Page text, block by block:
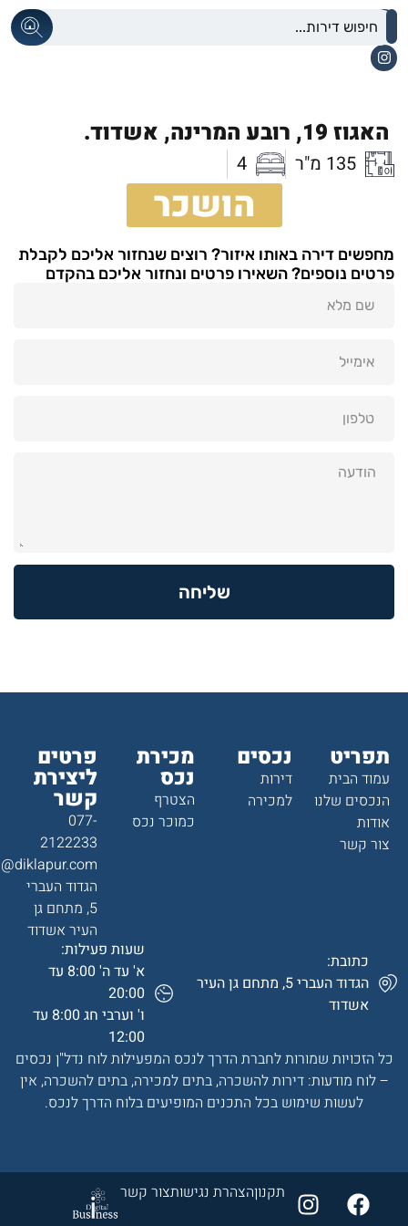
האגוז 19, רובע המרינה, אשדוד.
135 מ"ר 4
הושכר
מחפשים דירה באותו איזור? רוצים שנחזור אליכם לקבלת
פרטים נוספים? השאירו פרטים ונחזור אליכם בהקדם
שליחה
תפריט
עמוד הבית
הנכסים שלנו
אודות
צור קשר
נכסים
דירות
למכירה
מכירת
נכס
הצטרף
כמוכר נכס
פרטים
ליצירת
קשר
077-
2122233
הגדוד העברי
5, מתחם גן
העיר אשדוד
כתובת:
הגדוד העברי 5, מתחם גן העיר
אשדוד
שעות פעילות:
א' עד ה' 8:00 עד
20:00
ו' וערבי חג 8:00 עד
12:00
כל הזכויות שמורות לחברת הדרך לנכס המפעילות לוח נדל"ן נכסים
– לוח מודעות: דירות להשכרה, בתים למכירה, בתים להשכרה, אין
לעשות שימוש בכל התכנים המופיעים בלוח הדרך לנכס.
תקנוןהצהרת נגישותצור קשר